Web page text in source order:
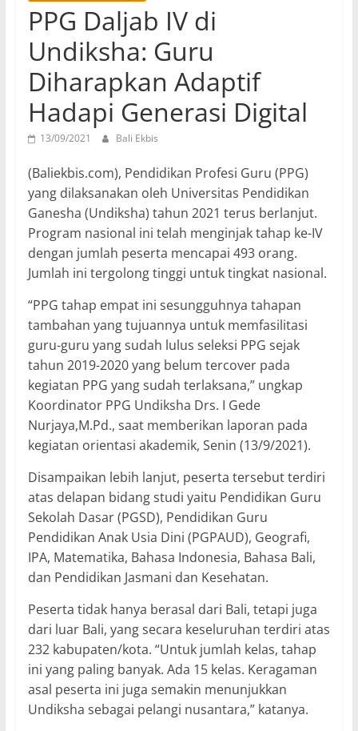
PPG Daljab IV di
Undiksha: Guru
Diharapkan Adaptif
Hadapi Generasi Digital
13/09/2021 Bali Ekbis
(Baliekbis.com), Pendidikan Profesi Guru (PPG)
yang dilaksanakan oleh Universitas Pendidikan
Ganesha (Undiksha) tahun 2021 terus berlanjut.
Program nasional ini telah menginjak tahap ke-IV
dengan jumlah peserta mencapai 493 orang.
Jumlah ini tergolong tinggi untuk tingkat nasional.
“PPG tahap empat ini sesungguhnya tahapan
tambahan yang tujuannya untuk memfasilitasi
guru-guru yang sudah lulus seleksi PPG sejak
tahun 2019-2020 yang belum tercover pada
kegiatan PPG yang sudah terlaksana,” ungkap
Koordinator PPG Undiksha Drs. I Gede
Nurjaya,M.Pd., saat memberikan laporan pada
kegiatan orientasi akademik, Senin (13/9/2021).
Disampaikan lebih lanjut, peserta tersebut terdiri
atas delapan bidang studi yaitu Pendidikan Guru
Sekolah Dasar (PGSD), Pendidikan Guru
Pendidikan Anak Usia Dini (PGPAUD), Geografi,
IPA, Matematika, Bahasa Indonesia, Bahasa Bali,
dan Pendidikan Jasmani dan Kesehatan.
Peserta tidak hanya berasal dari Bali, tetapi juga
dari luar Bali, yang secara keseluruhan terdiri atas
232 kabupaten/kota. “Untuk jumlah kelas, tahap
ini yang paling banyak. Ada 15 kelas. Keragaman
asal peserta ini juga semakin menunjukkan
Undiksha sebagai pelangi nusantara,” katanya.